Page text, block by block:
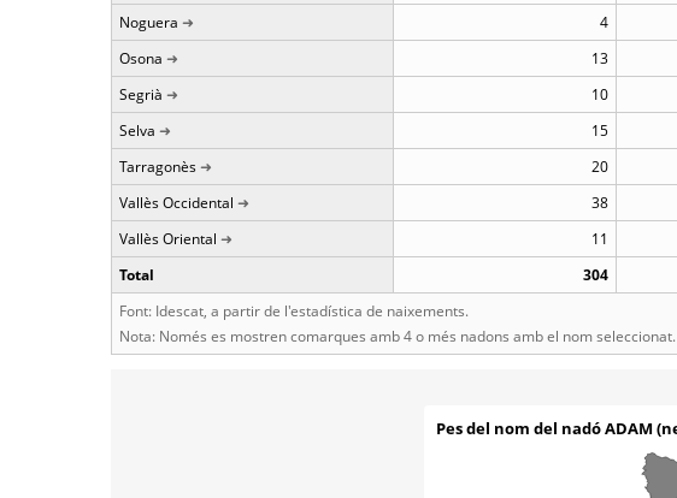
Noguera
4
Osona
13
Segrià
10
Selva
15
Tarragonès
20
Vallès Occidental
38
Vallès Oriental
11
Total
304
Font: Idescat, a partir de l'estadística de naixements.
Nota: Només es mostren comarques amb 4 o més nadons amb el nom seleccionat.